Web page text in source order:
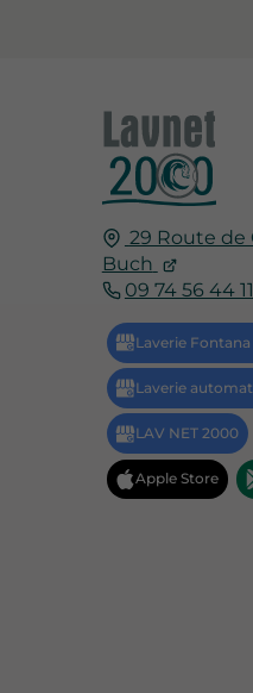
de la lessive
29 Route de
Buch
09 74 56 44 11